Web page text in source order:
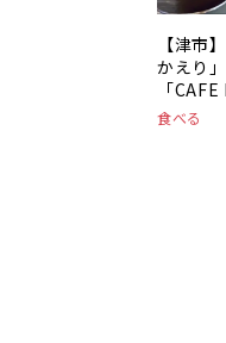
【津市
かえり
「
食べる